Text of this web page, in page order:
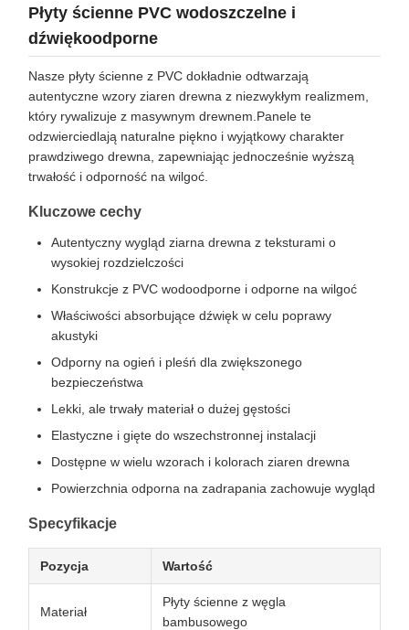
Płyty ścienne PVC wodoszczelne i
dźwiękoodporne
Nasze płyty ścienne z PVC dokładnie odtwarzają
autentyczne wzory ziaren drewna z niezwykłym realizmem,
który rywalizuje z masywnym drewnem.Panele te
odzwierciedlają naturalne piękno i wyjątkowy charakter
prawdziwego drewna, zapewniając jednocześnie wyższą
trwałość i odporność na wilgoć.
Kluczowe cechy
Autentyczny wygląd ziarna drewna z teksturami o
wysokiej rozdzielczości
Konstrukcje z PVC wodoodporne i odporne na wilgoć
Właściwości absorbujące dźwięk w celu poprawy
akustyki
Odporny na ogień i pleśń dla zwiększonego
bezpieczeństwa
Lekki, ale trwały materiał o dużej gęstości
Elastyczne i gięte do wszechstronnej instalacji
Dostępne w wielu wzorach i kolorach ziaren drewna
Powierzchnia odporna na zadrapania zachowuje wygląd
Specyfikacje
Pozycja Wartość
Materiał
Płyty ścienne z węgla
bambusowego